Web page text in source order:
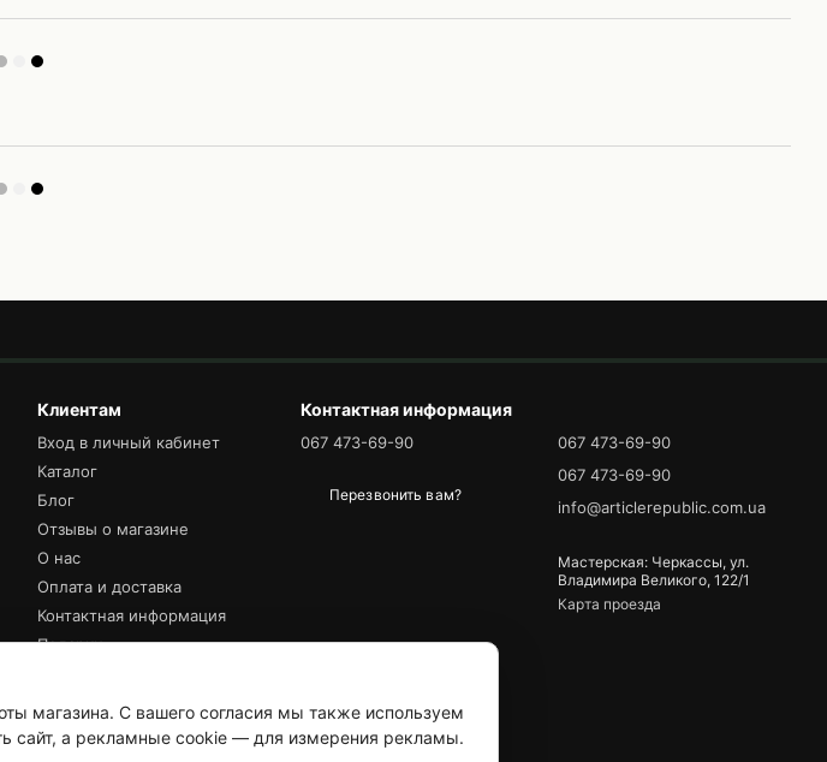
Клиентам
Вход в личный кабинет
Каталог
Блог
Отзывы о магазине
О нас
Оплата и доставка
Контактная информация
Подарки
Контактная информация
067 473-69-90
Перезвонить вам?
067 473-69-90
067 473-69-90
info@articlerepublic.com.ua
Мастерская: Черкассы, ул.
Владимира Великого, 122/1
Карта проезда
магазина. С вашего согласия мы также используем
сайт, а рекламные cookie — для измерения рекламы.